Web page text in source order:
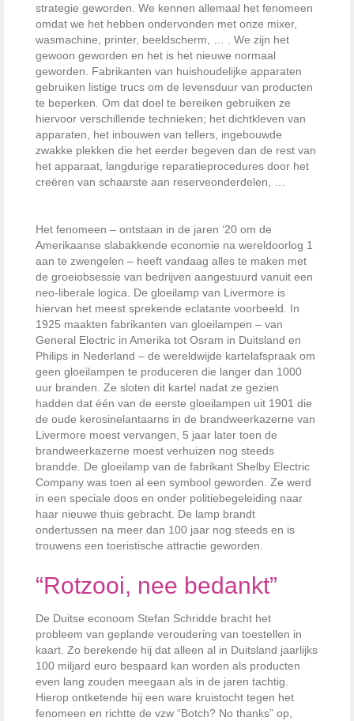
strategie geworden. We kennen allemaal het fenomeen
omdat we het hebben ondervonden met onze mixer,
wasmachine, printer, beeldscherm, … . We zijn het
gewoon geworden en het is het nieuwe normaal
geworden. Fabrikanten van huishoudelijke apparaten
gebruiken listige trucs om de levensduur van producten
te beperken. Om dat doel te bereiken gebruiken ze
hiervoor verschillende technieken; het dichtkleven van
apparaten, het inbouwen van tellers, ingebouwde
zwakke plekken die het eerder begeven dan de rest van
het apparaat, langdurige reparatieprocedures door het
creëren van schaarste aan reserveonderdelen, …
Het fenomeen – ontstaan in de jaren ‘20 om de
Amerikaanse slabakkende economie na wereldoorlog 1
aan te zwengelen – heeft vandaag alles te maken met
de groeiobsessie van bedrijven aangestuurd vanuit een
neo-liberale logica. De gloeilamp van Livermore is
hiervan het meest sprekende eclatante voorbeeld. In
1925 maakten fabrikanten van gloeilampen – van
General Electric in Amerika tot Osram in Duitsland en
Philips in Nederland – de wereldwijde kartelafspraak om
geen gloeilampen te produceren die langer dan 1000
uur branden. Ze sloten dit kartel nadat ze gezien
hadden dat één van de eerste gloeilampen uit 1901 die
de oude kerosinelantaarns in de brandweerkazerne van
Livermore moest vervangen, 5 jaar later toen de
brandweerkazerne moest verhuizen nog steeds
brandde. De gloeilamp van de fabrikant Shelby Electric
Company was toen al een symbool geworden. Ze werd
in een speciale doos en onder politiebegeleiding naar
haar nieuwe thuis gebracht. De lamp brandt
ondertussen na meer dan 100 jaar nog steeds en is
trouwens een toeristische attractie geworden.
“Rotzooi, nee bedankt”
De Duitse econoom Stefan Schridde bracht het
probleem van geplande veroudering van toestellen in
kaart. Zo berekende hij dat alleen al in Duitsland jaarlijks
100 miljard euro bespaard kan worden als producten
even lang zouden meegaan als in de jaren tachtig.
Hierop ontketende hij een ware kruistocht tegen het
fenomeen en richtte de vzw “Botch? No thanks” op,